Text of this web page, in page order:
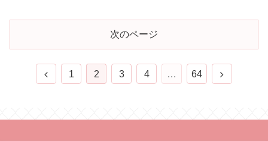
次のページ
1 2 3 4 … 64